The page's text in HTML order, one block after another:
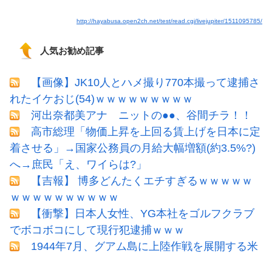
http://hayabusa.open2ch.net/test/read.cgi/livejupiter/1511095785/
人気お勧め記事
【画像】JK10人とハメ撮り770本撮って逮捕さ
れたイケおじ(54)ｗｗｗｗｗｗｗｗｗ
河出奈都美アナ ニットの●●、谷間チラ！！
高市総理「物価上昇を上回る賃上げを日本に定
着させる」→国家公務員の月給大幅増額(約3.5%?)
へ→庶民「え、ワイらは?」
【吉報】 博多どんたくエチすぎるｗｗｗｗｗ
ｗｗｗｗｗｗｗｗｗｗ
【衝撃】日本人女性、YG本社をゴルフクラブ
でボコボコにして現行犯逮捕ｗｗｗ
1944年7月、グアム島に上陸作戦を展開する米